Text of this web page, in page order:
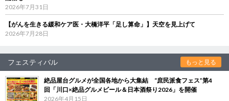
2026年7月31日
【がんを生きる緩和ケア医・大橋洋平「足し算命」】天空を見上げて
2026年7月28日
フェスティバル もっと見る
絶品屋台グルメが全国各地から大集結 “庶民派食フェス”第4
回「川口×絶品グルメビール＆日本酒祭り2026」を開催
2026年4月15日